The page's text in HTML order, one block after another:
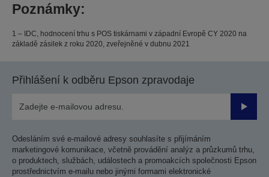
Poznámky:
1 – IDC, hodnocení trhu s POS tiskárnami v západní Evropě CY 2020 na
základě zásilek z roku 2020, zveřejněné v dubnu 2021
Přihlášení k odběru Epson zpravodaje
Odesláním své e-mailové adresy souhlasíte s přijímáním
marketingové komunikace, včetně provádění analýz a průzkumů trhu,
o produktech, službách, událostech a promoakcích společnosti Epson
prostřednictvím e-mailu nebo jinými formami elektronické